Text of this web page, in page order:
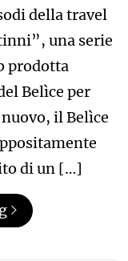
della travel
una serie
prodotta
Belìce per
il Belìce
di un […]